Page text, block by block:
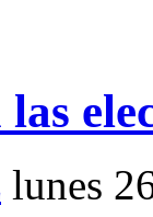
lunes